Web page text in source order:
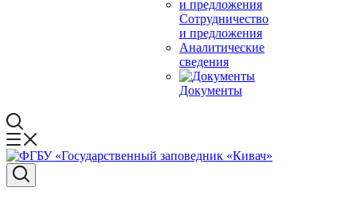
Сотрудничество
и предложения
Аналитические
сведения
Документы